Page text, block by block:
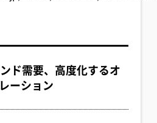
ド需要、高度化するオ
ーション